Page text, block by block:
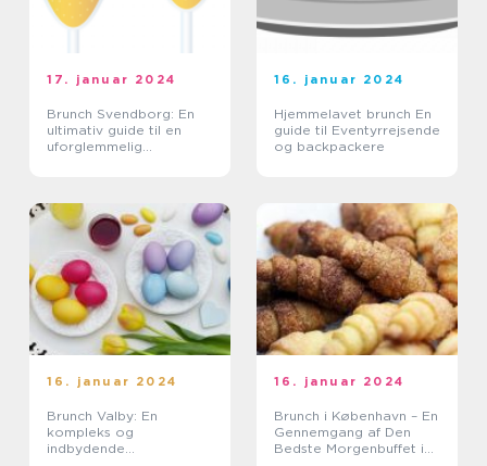
17. januar 2024
Brunch Svendborg: En
ultimativ guide til en
uforglemmelig
16. januar 2024
Hjemmelavet brunch En
guide til Eventyrrejsende
og backpackere
16. januar 2024
Brunch Valby: En
kompleks og
indbydende
16. januar 2024
Brunch i København – En
Gennemgang af Den
Bedste Morgenbuffet i